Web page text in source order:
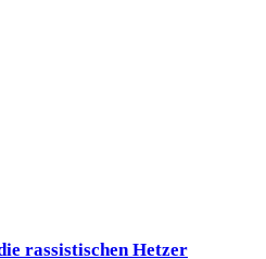
rassistischen Hetzer